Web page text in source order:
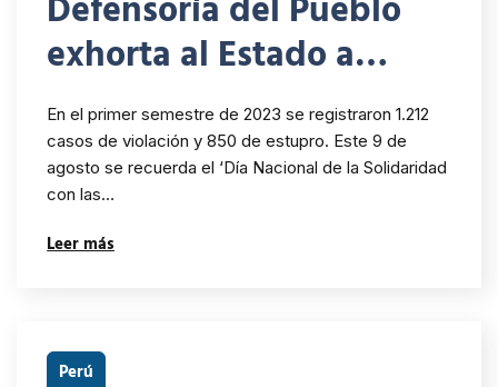
Defensoría del Pueblo
exhorta al Estado a
diseñar nuevo programa
integral de lucha contra
la violencia sexual a
niñas, niños y
En el primer semestre de 2023 se registraron 1.212
casos de violación y 850 de estupro. Este 9 de
agosto se recuerda el ‘Día Nacional de la Solidaridad
con las…
Leer más
Perú